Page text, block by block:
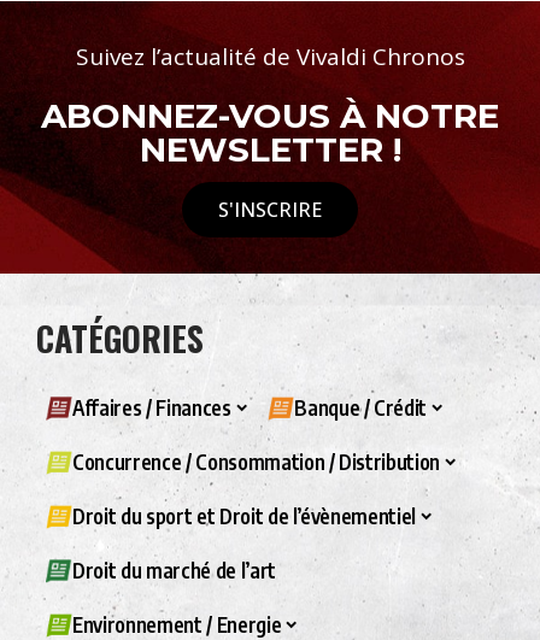
Suivez l’actualité de Vivaldi Chronos
ABONNEZ-VOUS À NOTRE
NEWSLETTER !
S'INSCRIRE
CATÉGORIES
Affaires / Finances Banque / Crédit
Concurrence / Consommation / Distribution
Droit du sport et Droit de l’évènementiel
Droit du marché de l’art
Environnement / Energie